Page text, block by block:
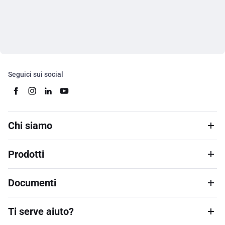
Seguici sui social
Chi siamo
Prodotti
Documenti
Ti serve aiuto?